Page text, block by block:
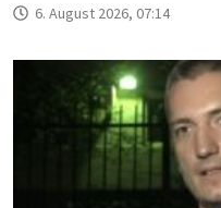
6. August 2026, 07:14